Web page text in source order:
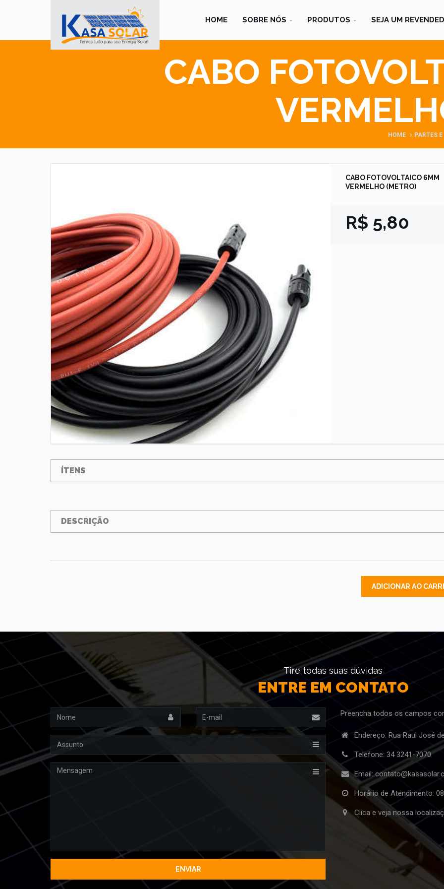
HOME SOBRE NÓS PRODUTOS SEJA UM
CABO
HOME PARTES
CABO FOTOVOLTAICO 6MM
VERMELHO (METRO)
R$ 5,80
ÍTENS
DESCRIÇÃO
ADICIONAR AO
Tire todas suas dúvidas
ENTRE EM CONTATO
Mensagem
Preencha todos os campos
Endereço: Rua Raul José
Telefone: 34 3241-7070
Email:
Horário de Atendimento:
Clica e veja nossa